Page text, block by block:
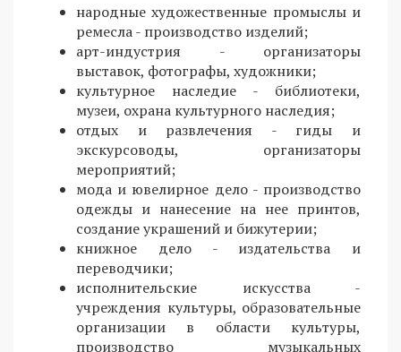
народные художественные промыслы и
ремесла - производство изделий;
арт-индустрия - организаторы
выставок, фотографы, художники;
культурное наследие - библиотеки,
музеи, охрана культурного наследия;
отдых и развлечения - гиды и
экскурсоводы, организаторы
мероприятий;
мода и ювелирное дело - производство
одежды и нанесение на нее принтов,
создание украшений и бижутерии;
книжное дело - издательства и
переводчики;
исполнительские искусства -
учреждения культуры, образовательные
организации в области культуры,
производство музыкальных